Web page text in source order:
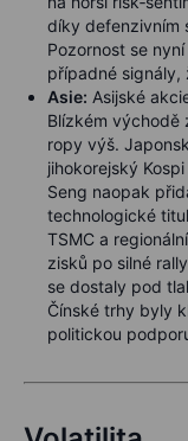
díky defenzivním
Pozornost se
případné signály,
Asie: Asijské
Blízkém východě
ropy výš.
jihokorejský
Seng naopak
technologické
TSMC a
zisků po silné
se dostaly pod
Čínské trhy byly
politickou